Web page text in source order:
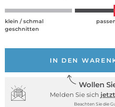
klein / schmal
geschnitten
IN DEN
Wollen
Melden Sie sich jetzt
Beachten Sie die